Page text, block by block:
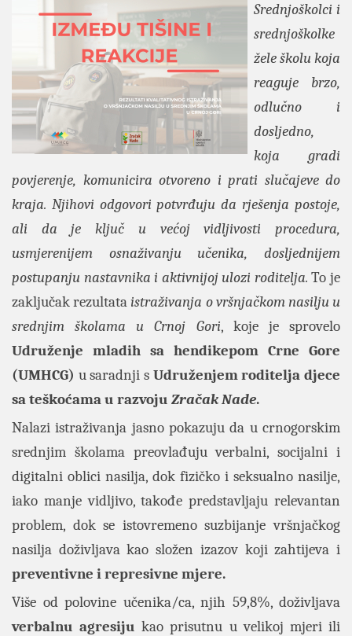
Srednjoškolci i
srednjoškolke
žele školu koja
reaguje brzo,
odlučno i
dosljedno,
koja gradi
povjerenje, komunicira otvoreno i prati slučajeve do
kraja. Njihovi odgovori potvrđuju da rješenja postoje,
ali da je ključ u većoj vidljivosti procedura,
usmjerenijem osnaživanju učenika, dosljednijem
postupanju nastavnika i aktivnijoj ulozi roditelja.To je
zaključak rezultataistraživanja o vršnjačkom nasilju u
srednjim školama u Crnoj Gori, koje je sprovelo
Udruženje mladih sa hendikepom Crne Gore
(UMHCG) u saradnji s Udruženjem roditelja djece
sa teškoćama u razvoju Zračak Nade.
Nalazi istraživanja jasno pokazuju da u crnogorskim
srednjim školama preovlađuju verbalni, socijalni i
digitalni oblici nasilja, dok fizičko i seksualno nasilje,
iako manje vidljivo, takođe predstavljaju relevantan
problem, dok se istovremeno suzbijanje vršnjačkog
nasilja doživljava kao složen izazov koji zahtijeva i
preventivne i represivne mjere.
Više od polovine učenika/ca, njih 59,8%, doživljava
verbalnu agresiju kao prisutnu u velikoj mjeri ili